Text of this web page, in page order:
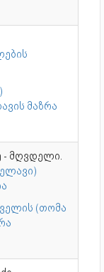
მაზრა
- მღვდელი.
(თომა